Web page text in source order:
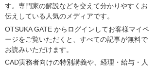
す。専門家の解説などを交えて分かりやすくお
伝えしている人気のメディアです。
OTSUKA GATE からログインしてお客様マイペ
ージをご覧いただくと、すべての記事が無料で
お読みいただけます。
CAD実務者向けの特別講義や、経理・給与・人